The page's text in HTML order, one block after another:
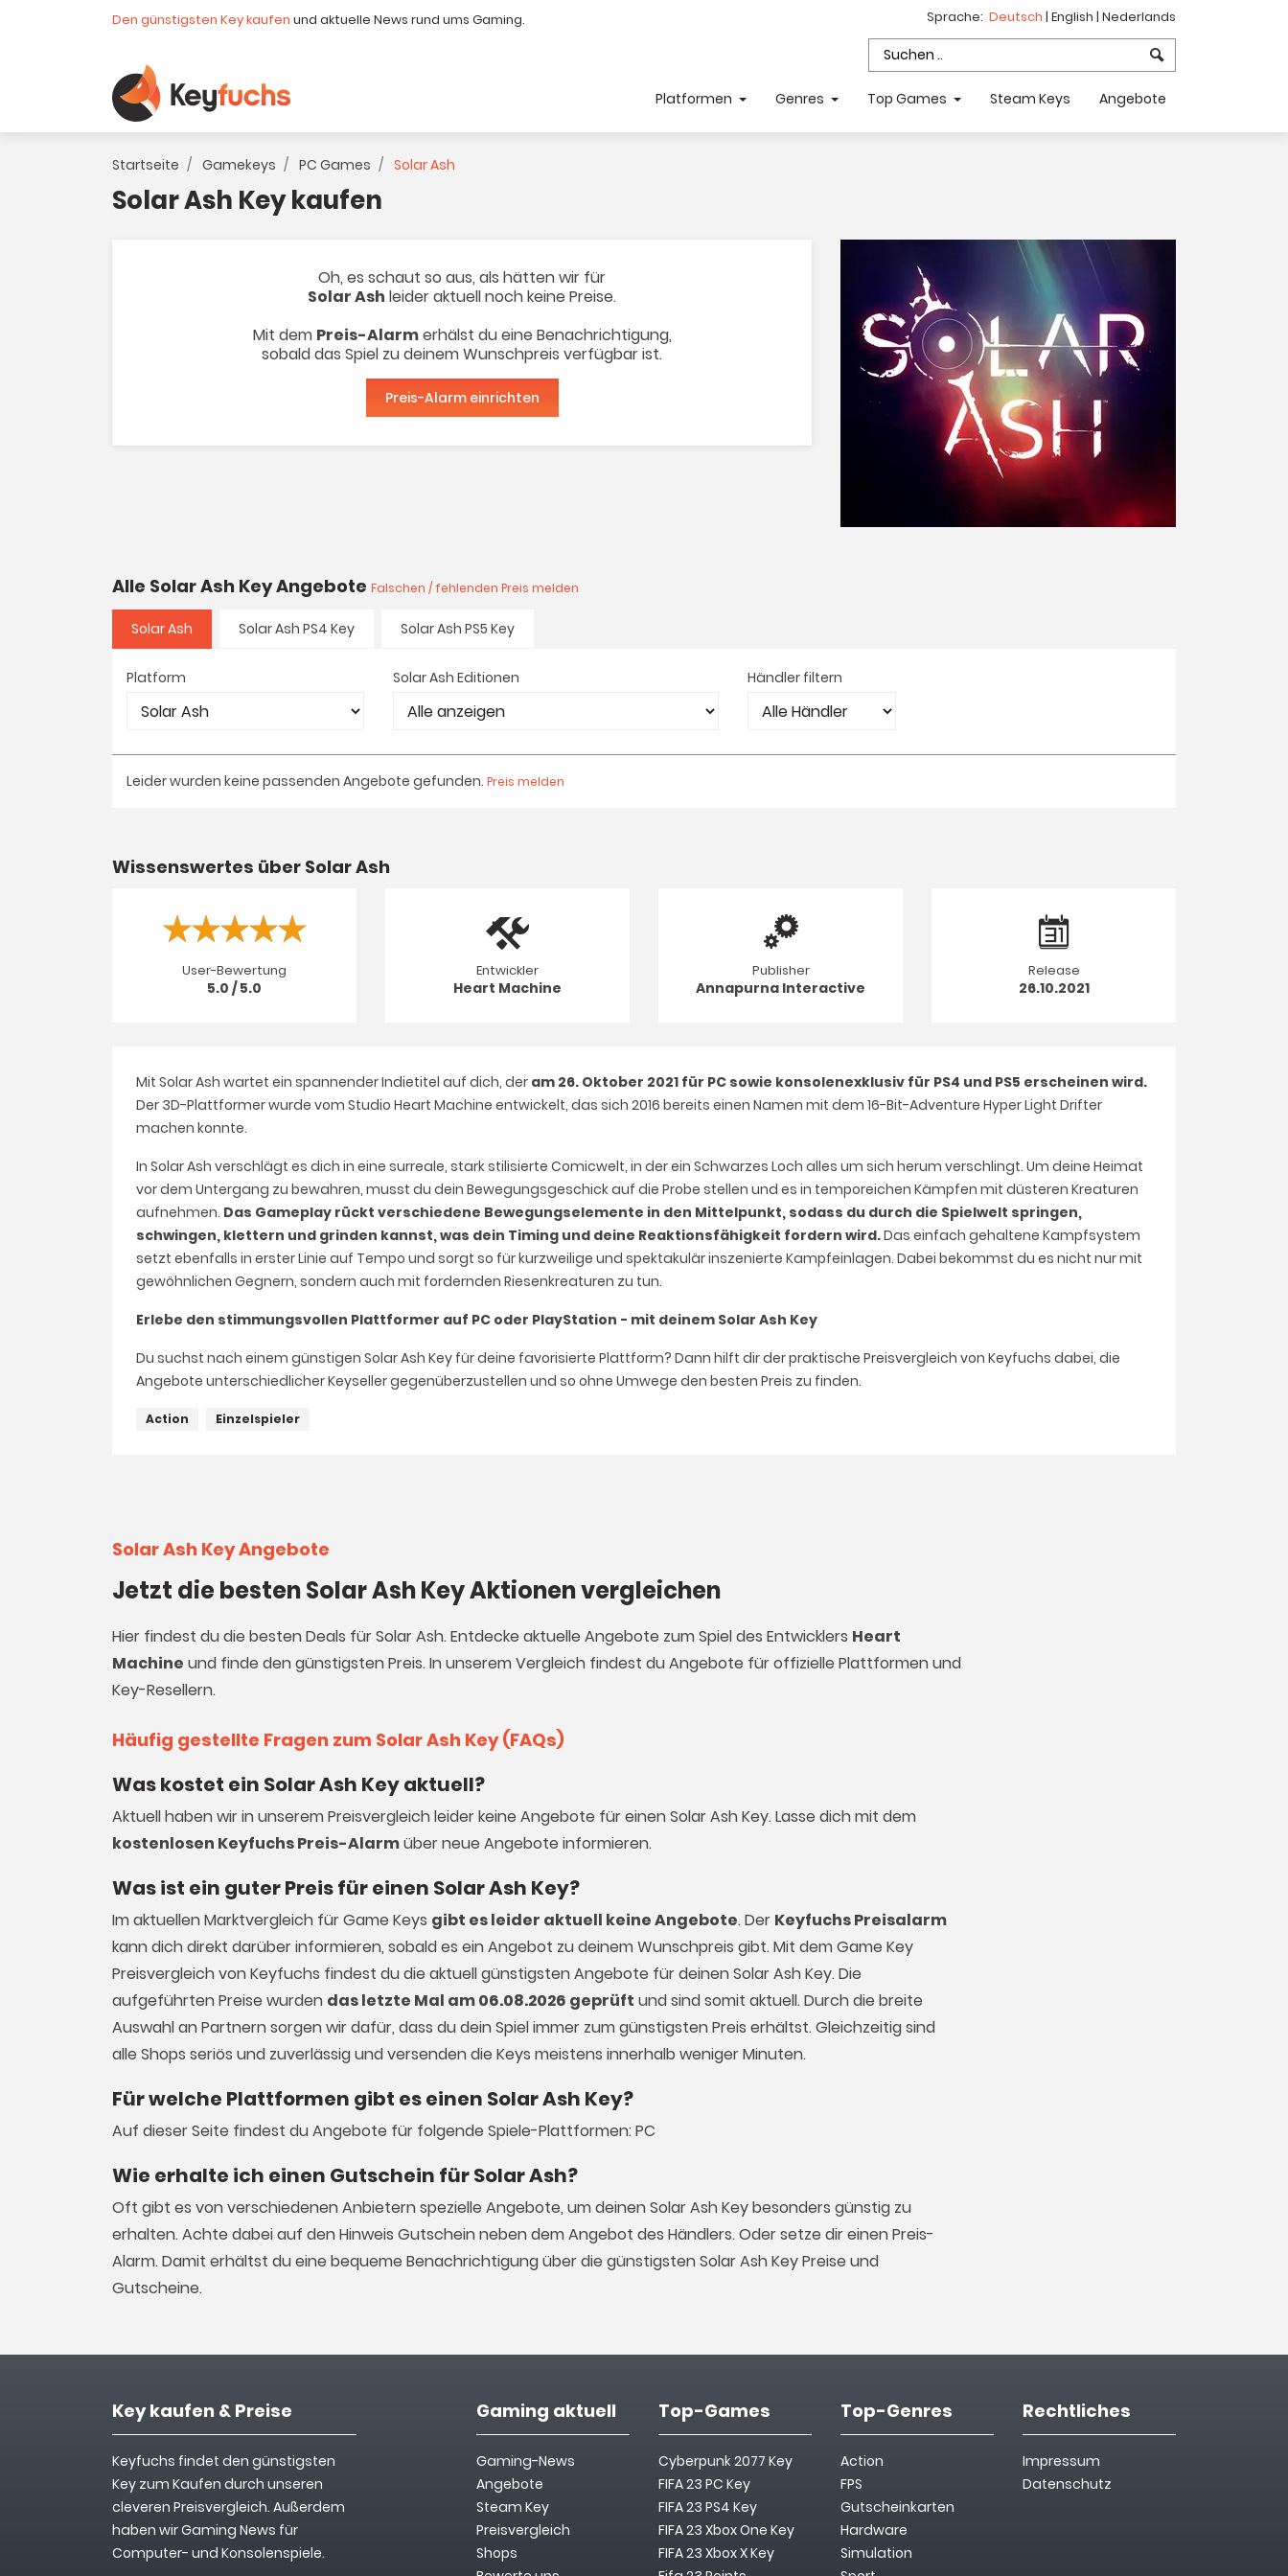
Den günstigsten Key kaufen und aktuelle News rund ums Gaming. Sprache: Deutsch | English | Nederlands
Platformen Genres Top Games Steam Keys Angebote
Startseite Gamekeys PC Games Solar Ash
Solar Ash Key kaufen
Oh, es schaut so aus, als hätten wir für
Solar Ash leider aktuell noch keine Preise.
Mit dem Preis-Alarmerhälst du eine Benachrichtigung,
sobald das Spiel zu deinem Wunschpreis verfügbar ist.
Preis-Alarm einrichten
Alle Solar Ash Key Angebote Falschen / fehlenden Preis melden
Solar Ash Solar Ash PS4 Key Solar Ash PS5 Key
Platform Solar Ash Editionen Händler filtern
Leider wurden keine passenden Angebote gefunden. Preis melden
Wissenswertes über Solar Ash
User-Bewertung
5.0 / 5.0
Entwickler
Heart Machine
Publisher
Annapurna Interactive
Release
26.10.2021
Mit Solar Ash wartet ein spannender Indietitel auf dich, der am 26. Oktober 2021 für PC sowie konsolenexklusiv für PS4 und PS5 erscheinen wird.
Der 3D-Plattformer wurde vom Studio Heart Machine entwickelt, das sich 2016 bereits einen Namen mit dem 16-Bit-Adventure Hyper Light Drifter
machen konnte.
In Solar Ash verschlägt es dich in eine surreale, stark stilisierte Comicwelt, in der ein Schwarzes Loch alles um sich herum verschlingt. Um deine Heimat
vor dem Untergang zu bewahren, musst du dein Bewegungsgeschick auf die Probe stellen und es in temporeichen Kämpfen mit düsteren Kreaturen
aufnehmen. Das Gameplay rückt verschiedene Bewegungselemente in den Mittelpunkt, sodass du durch die Spielwelt springen,
schwingen, klettern und grinden kannst, was dein Timing und deine Reaktionsfähigkeit fordern wird.Das einfach gehaltene Kampfsystem
setzt ebenfalls in erster Linie auf Tempo und sorgt so für kurzweilige und spektakulär inszenierte Kampfeinlagen. Dabei bekommst du es nicht nur mit
gewöhnlichen Gegnern, sondern auch mit fordernden Riesenkreaturen zu tun.
Erlebe den stimmungsvollen Plattformer auf PC oder PlayStation - mit deinem Solar Ash Key
Du suchst nach einem günstigen Solar Ash Key für deine favorisierte Plattform? Dann hilft dir der praktische Preisvergleich von Keyfuchs dabei, die
Angebote unterschiedlicher Keyseller gegenüberzustellen und so ohne Umwege den besten Preis zu finden.
Action Einzelspieler
Solar Ash Key Angebote
Jetzt die besten Solar Ash Key Aktionen vergleichen
Hier findest du die besten Deals für Solar Ash. Entdecke aktuelle Angebote zum Spiel des Entwicklers Heart
Machine und finde den günstigsten Preis. In unserem Vergleich findest du Angebote für offizielle Plattformen und
Key-Resellern.
Häufig gestellte Fragen zum Solar Ash Key (FAQs)
Was kostet ein Solar Ash Key aktuell?
Aktuell haben wir in unserem Preisvergleich leider keine Angebote für einen Solar Ash Key. Lasse dich mit dem
kostenlosen Keyfuchs Preis-Alarmüber neue Angebote informieren.
Was ist ein guter Preis für einen Solar Ash Key?
Im aktuellen Marktvergleich fürGame Keys gibt es leider aktuell keine Angebote. Der Keyfuchs Preisalarm
kann dich direkt darüber informieren, sobald es ein Angebot zu deinem Wunschpreis gibt. Mit dem Game Key
Preisvergleich von Keyfuchs findest du die aktuell günstigsten Angebote für deinen Solar Ash Key. Die
aufgeführten Preise wurden das letzte Mal am 06.08.2026 geprüft und sind somit aktuell. Durch die breite
Auswahl an Partnern sorgen wir dafür, dass du dein Spiel immer zum günstigsten Preis erhältst. Gleichzeitig sind
alle Shops seriös und zuverlässig und versenden die Keys meistens innerhalb weniger Minuten.
Für welche Plattformen gibt es einen Solar Ash Key?
Auf dieser Seite findest du Angebote für folgende Spiele-Plattformen: PC
Wie erhalte ich einen Gutschein für Solar Ash?
Oft gibt es von verschiedenen Anbietern spezielle Angebote, um deinen Solar Ash Key besonders günstig zu
erhalten. Achte dabei auf den Hinweis Gutschein neben dem Angebot des Händlers. Oder setze dir einen Preis-
Alarm. Damit erhältst du eine bequeme Benachrichtigung über die günstigsten Solar Ash Key Preise und
Gutscheine.
Key kaufen & Preise
Keyfuchs findet den günstigsten
Key zum Kaufen durch unseren
cleveren Preisvergleich. Außerdem
haben wir Gaming News für
Computer- und Konsolenspiele.
Gaming aktuell
Gaming-News
Angebote
Steam Key
Preisvergleich
Shops
Top-Games
Cyberpunk 2077 Key
FIFA 23 PC Key
FIFA 23 PS4 Key
FIFA 23 Xbox One Key
FIFA 23 Xbox X Key
Top-Genres
Action
FPS
Gutscheinkarten
Hardware
Simulation
Rechtliches
Impressum
Datenschutz